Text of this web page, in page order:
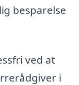
besparelse
ved at
i